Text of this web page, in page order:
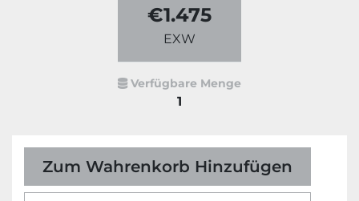
€1.475
EXW
Verfügbare Menge
1
Zum Wahrenkorb Hinzufügen